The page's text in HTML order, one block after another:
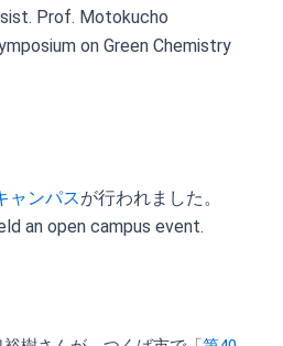
Prof. Motokucho
on Green Chemistry
ャンパスが行われました。
an open campus event.